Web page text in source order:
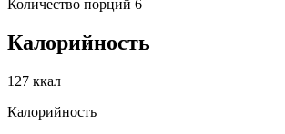
Количество порций 6
Калорийность
127 ккал
Калорийность